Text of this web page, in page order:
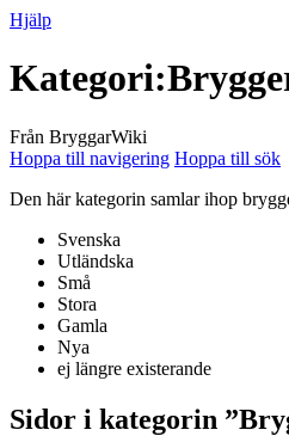
Hjälp
Kategori:
Från BryggarWiki
Hoppa till navigering Hoppa till sök
Den här kategorin samlar ihop
Svenska
Utländska
Små
Stora
Gamla
Nya
ej längre existerande
Sidor i kategorin